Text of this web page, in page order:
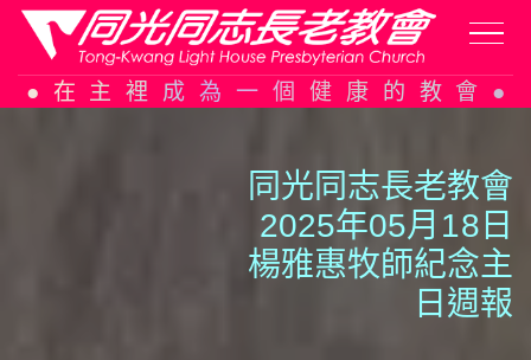
Skip
to
在主裡成為一個健康的教會
同光同志長老教會
2025年05月 18日
楊雅惠牧師紀念主
日週報